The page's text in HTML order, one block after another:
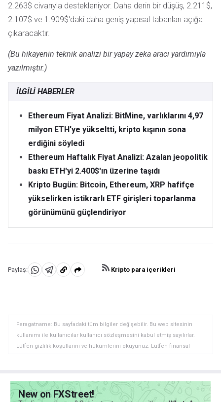
2.263$ civarıyla destekleniyor. Daha derin bir düşüş, 2.211$,
2.107$ ve 1.909$'daki daha geniş yapısal tabanları açığa
çıkaracaktır.
(Bu hikayenin teknik analizi bir yapay zeka aracı yardımıyla
yazılmıştır.)
İLGILI HABERLER
Ethereum Fiyat Analizi: BitMine, varlıklarını 4,97
milyon ETH'ye yükseltti, kripto kışının sona
erdiğini söyledi
Ethereum Haftalık Fiyat Analizi: Azalan jeopolitik
baskı ETH'yi 2.400$'ın üzerine taşıdı
Kripto Bugün: Bitcoin, Ethereum, XRP hafifçe
yükselirken istikrarlı ETF girişleri toparlanma
görünümünü güçlendiriyor
Paylaş:
WhatsApp'da
Telegram'da
Panoya
Kripto para içerikleri
Feragatname: Bu sayfadaki tüm bilgiler değişebilir. Bu web sitesinin
kullanımı ile kullanıcılar kullanıcı sözleşmesini kabul etmiş sayılırlar.
Lütfen gizlilik koşullarını ve hükümlerini okuyunuz. Lütfen finansal
bir alan olmayabilir. Diğer finansal araçlar içinden döviz ticaretini tercih
etmeden önce, yatırım nesnelerinizi, deneyim seviyenizi ve risk
New on FXStreet!